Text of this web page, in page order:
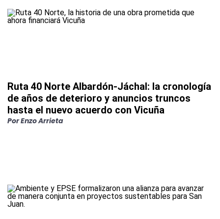
Ruta 40 Norte Albardón-Jáchal: la cronología
de años de deterioro y anuncios truncos
hasta el nuevo acuerdo con Vicuña
PorEnzo Arrieta